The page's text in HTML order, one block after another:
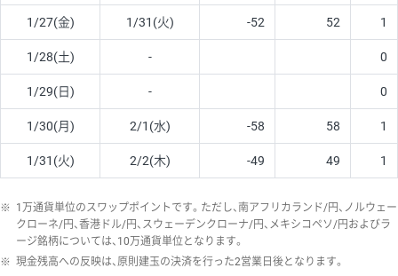
1/27(金) 1/31(火) -52 52 1
1/28(土) - 0
1/29(日) - 0
1/30(月) 2/1(水) -58 58 1
1/31(火) 2/2(木) -49 49 1
※ 1万通貨単位のスワップポイントです。ただし、南アフリカランド/円、ノルウェー
クローネ/円、香港ドル/円、スウェーデンクローナ/円、メキシコペソ/円およびラ
ージ銘柄については、10万通貨単位となります。
※ 現金残高への反映は、原則建玉の決済を行った2営業日後となります。